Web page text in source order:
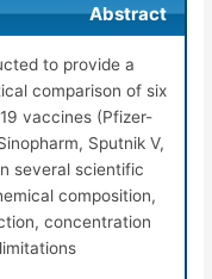
Abstract
to provide a
comparison of six
vaccines (Pfizer-
Sputnik V,
several scientific
composition,
concentration